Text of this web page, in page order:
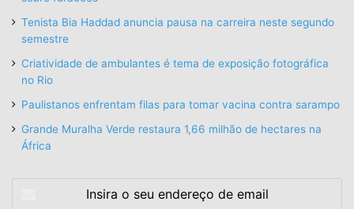
Tenista Bia Haddad anuncia pausa na carreira neste segundo
semestre
Criatividade de ambulantes é tema de exposição fotográfica
no Rio
Paulistanos enfrentam filas para tomar vacina contra sarampo
Grande Muralha Verde restaura 1,66 milhão de hectares na
África